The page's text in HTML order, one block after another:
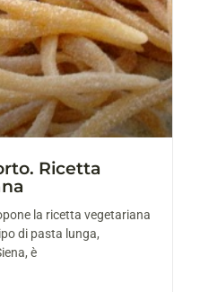
Ricetta
la ricetta vegetariana
di pasta lunga,
è